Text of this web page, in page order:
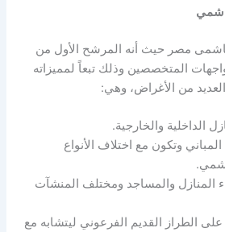
مصر حيث أنه المرشح الأول من
المتخصصين وذلك تبعاً لمميزاته
من الأغراض، وهي:
الداخلية والخارجية.
وتكون مع اختلاف الأنواع
المنازل والمساجد ومختلف المنشآت
الطراز القديم الفرعوني ليتشابه مع